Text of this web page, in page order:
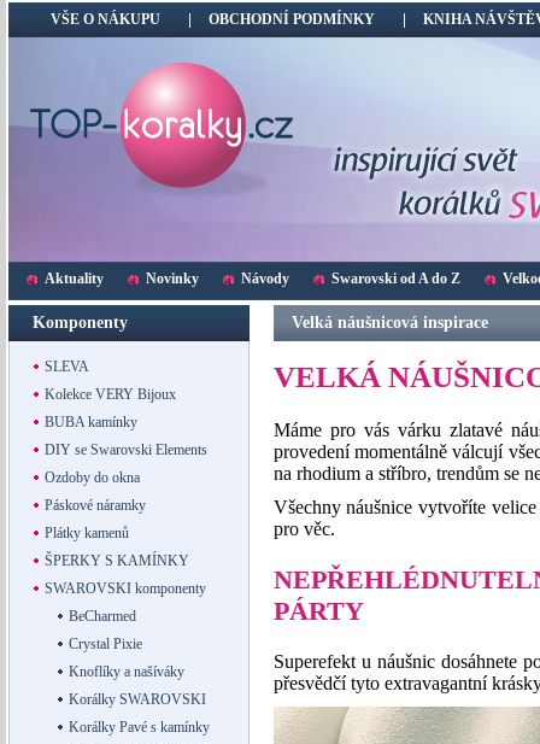
VŠE O NÁKUPU OBCHODNÍ PODMÍNKY KNIHA
Aktuality Novinky Návody Swarovski od A do Z
Komponenty
SLEVA
Kolekce VERY Bijoux
BUBA kamínky
DIY se Swarovski Elements
Ozdoby do okna
Páskové náramky
Plátky kamenů
ŠPERKY S KAMÍNKY
SWAROVSKI komponenty
BeCharmed
Crystal Pixie
Knoflíky a našíváky
Korálky SWAROVSKI
Korálky Pavé s kamínky
Velká náušnicová inspirace
VELKÁ
Máme pro vás várku zlatavé
provedení momentálně válcují
na rhodium a stříbro, trendům se
Všechny náušnice vytvoříte
pro věc.
PÁRTY
Superefekt u náušnic dosáhnete
přesvědčí tyto extravagantní